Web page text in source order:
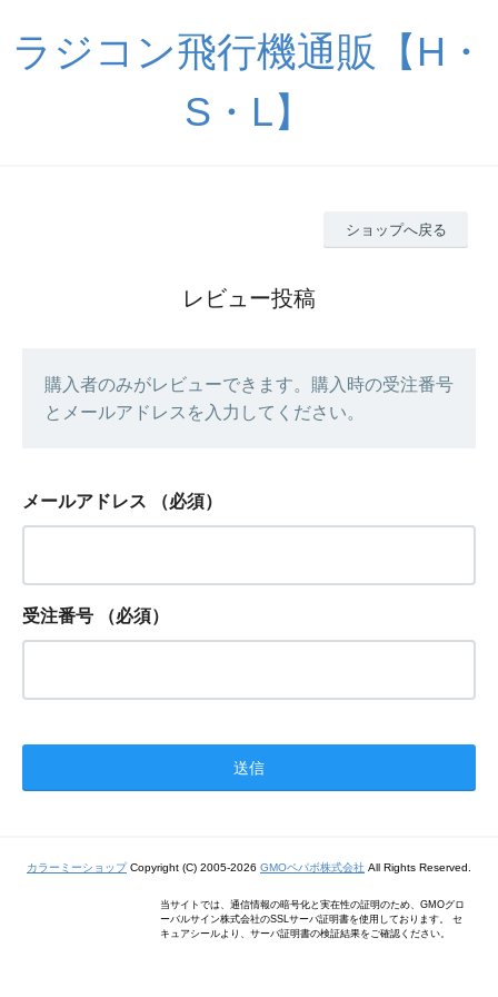
ラジコン飛行機通販【H・
S・L】
ショップへ戻る
レビュー投稿
購入者のみがレビューできます。購入時の受注番号
とメールアドレスを入力してください。
メールアドレス （必須）
受注番号 （必須）
カラーミーショップCopyright (C) 2005-2026 GMOペパボ株式会社 All Rights Reserved.
当サイトでは、通信情報の暗号化と実在性の証明のため、GMOグロ
ーバルサイン株式会社のSSLサーバ証明書を使用しております。 セ
キュアシールより、サーバ証明書の検証結果をご確認ください。